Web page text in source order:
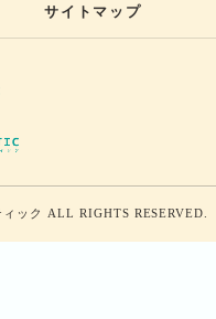
サイトマップ
ック ALL RIGHTS RESERVED.